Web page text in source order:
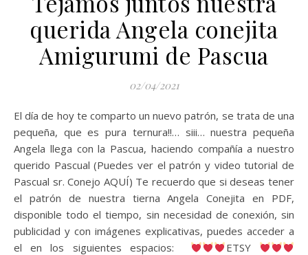
querida Angela conejita
Amigurumi de Pascua
02/04/2021
El día de hoy te comparto un nuevo patrón, se trata de una
pequeña, que es pura ternura!!… siii… nuestra pequeña
Angela llega con la Pascua, haciendo compañía a nuestro
querido Pascual (Puedes ver el patrón y video tutorial de
Pascual sr. Conejo AQUÍ) Te recuerdo que si deseas tener
el patrón de nuestra tierna Angela Conejita en PDF,
disponible todo el tiempo, sin necesidad de conexión, sin
publicidad y con imágenes explicativas, puedes acceder a
el en los siguientes espacios:
ETSY